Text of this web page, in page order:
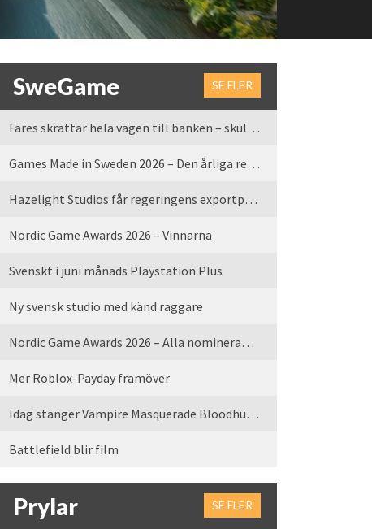
SweGame SE FLER
Fares skrattar hela vägen till banken – skulle vi tro
Games Made in Sweden 2026 – Den årliga rean är tillbaka
Hazelight Studios får regeringens exportpris 2025
Nordic Game Awards 2026 – Vinnarna
Svenskt i juni månads Playstation Plus
Ny svensk studio med känd raggare
Nordic Game Awards 2026 – Alla nominerade spel
Mer Roblox-Payday framöver
Idag stänger Vampire Masquerade Bloodhunt servrarna
Battlefield blir film
Prylar SE FLER